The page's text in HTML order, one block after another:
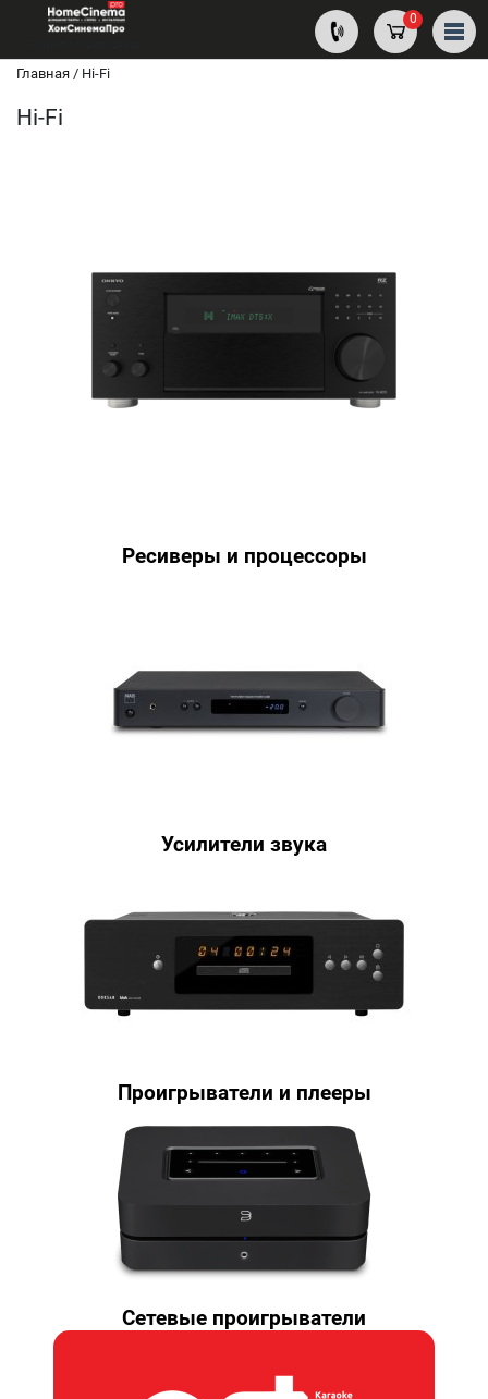
Главная / Hi-Fi
Hi-Fi
Ресиверы и процессоры
Усилители звука
Проигрыватели и плееры
Сетевые проигрыватели
0